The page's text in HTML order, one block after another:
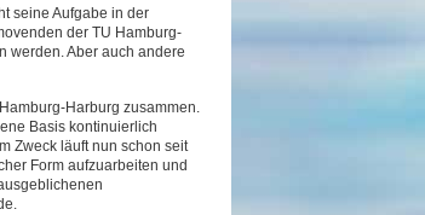
seine Aufgabe in der
der TU Hamburg-
werden. Aber auch andere
Harburg zusammen.
Basis kontinuierlich
Zweck läuft nun schon seit
Form aufzuarbeiten und